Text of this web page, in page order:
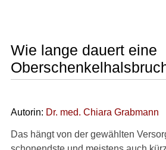
Wie lange dauert eine
Autorin: Dr. med. Chiara Grabmann
Das hängt von der gewählten